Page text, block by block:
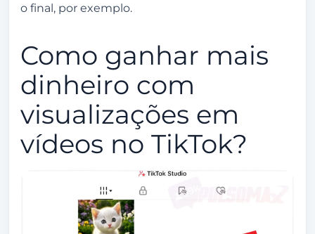
o final, por exemplo.
Como ganhar mais
dinheiro com
visualizações em
vídeos no TikTok?